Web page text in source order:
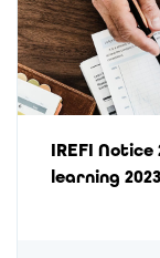
IREFI
learning 2023